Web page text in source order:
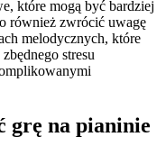
które mogą być bardziej
również zwrócić uwagę
melodycznych, które
stresu
grę na pianinie